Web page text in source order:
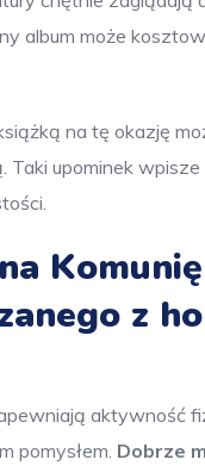
album może
na tę okazję
Taki upominek
z
aktywność
pomysłem. Dobrze